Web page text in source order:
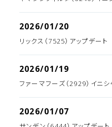
2026/01/20
リックス（7525）アップデート
2026/01/19
ファーマフーズ（2929）イニ
2026/01/07